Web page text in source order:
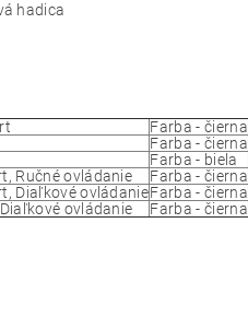
hadica
Farba - čierna
Farba - čierna
Farba - biela
Ručné ovládanie
Farba - čierna
Diaľkové ovládanieFarba - čierna
ovládanie Farba - čierna